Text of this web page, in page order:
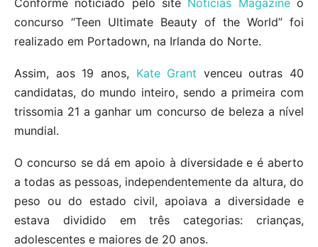
concurso “Teen Ultimate Beauty of the World” foi
realizado em Portadown, na Irlanda do Norte.
Assim, aos 19 anos, Kate Grant venceu outras 40
candidatas, do mundo inteiro, sendo a primeira com
trissomia 21 a ganhar um concurso de beleza a nível
mundial.
O concurso se dá em apoio à diversidade e é aberto
a todas as pessoas, independentemente da altura, do
peso ou do estado civil, apoiava a diversidade e
estava dividido em três categorias: crianças,
adolescentes e maiores de 20 anos.